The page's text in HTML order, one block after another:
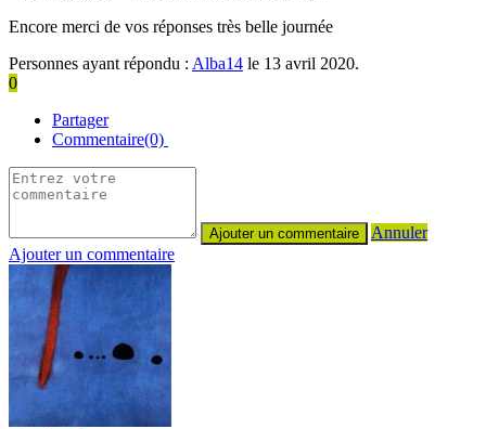
Encore merci de vos réponses très belle journée
Personnes ayant répondu : Alba14 le 13 avril 2020.
0
Partager
Commentaire(0)
Annuler
Ajouter un commentaire